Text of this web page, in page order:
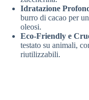
Idratazione
burro di cacao per
oleosi.
Eco-Friendly e
testato su animali,
riutilizzabili.